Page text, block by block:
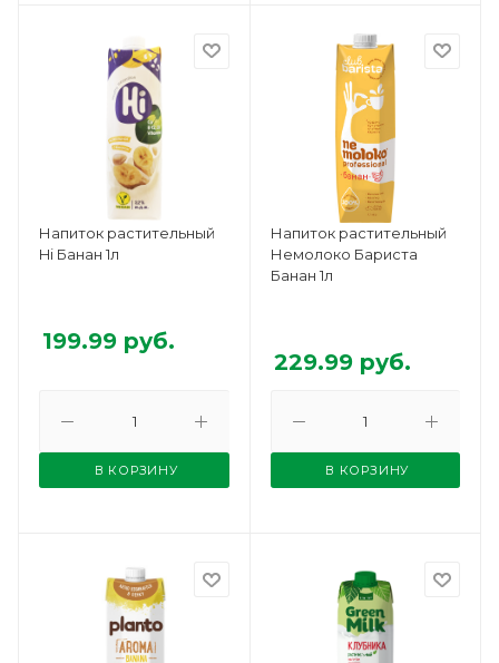
Напиток растительный
Hi Банан 1л
199.99 руб.
В КОРЗИНУ
Напиток растительный
Немолоко Бариста
Банан 1л
229.99руб.
В КОРЗИНУ